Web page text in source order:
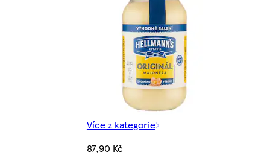
Více z kategorie
87,90 Kč